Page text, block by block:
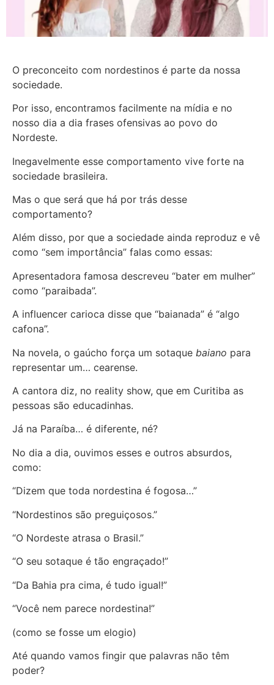
O preconceito com nordestinos é parte da nossa
sociedade.
Por isso, encontramos facilmente na mídia e no
nosso dia a dia frases ofensivas ao povo do
Nordeste.
Inegavelmente esse comportamento vive forte na
sociedade brasileira.
Mas o que será que há por trás desse
comportamento?
Além disso, por que a sociedade ainda reproduz e vê
como “sem importância” falas como essas:
Apresentadora famosa descreveu “bater em mulher”
como “paraibada”.
A influencer carioca disse que “baianada” é “algo
cafona”.
Na novela, o gaúcho força um sotaque baiano para
representar um… cearense.
A cantora diz, no reality show, que em Curitiba as
pessoas são educadinhas.
Já na Paraíba… é diferente, né?
No dia a dia, ouvimos esses e outros absurdos,
como:
“Dizem que toda nordestina é fogosa…”
“Nordestinos são preguiçosos.”
“O Nordeste atrasa o Brasil.”
“O seu sotaque é tão engraçado!”
“Da Bahia pra cima, é tudo igual!”
“Você nem parece nordestina!”
(como se fosse um elogio)
Até quando vamos fingir que palavras não têm
poder?